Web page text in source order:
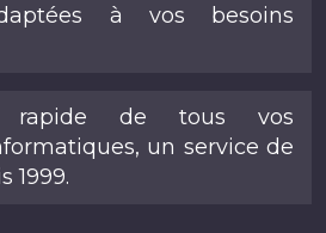
à vos besoins
rapide de tous vos
un service de
1999.